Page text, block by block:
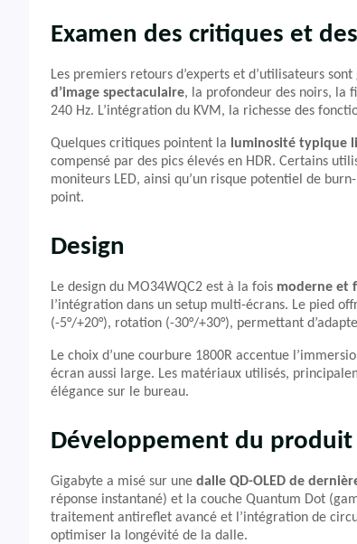
Examen des critiques et
Les premiers retours d’experts et d’utilisateurs
d’image spectaculaire, la profondeur des noirs, la
240 Hz. L’intégration du KVM, la richesse des
Quelques critiques pointent la luminosité typique
compensé par des pics élevés en HDR. Certains
moniteurs LED, ainsi qu’un risque potentiel de
point.
Design
Le design du MO34WQC2 est à la fois moderne et
l’intégration dans un setup multi-écrans. Le pied
(-5°/+20°), rotation (-30°/+30°), permettant
Le choix d’une courbure 1800R accentue
écran aussi large. Les matériaux utilisés,
élégance sur le bureau.
Développement du produit
Gigabyte a misé sur une dalle QD-OLED de
réponse instantané) et la couche Quantum Dot
traitement antireflet avancé et l’intégration de
optimiser la longévité de la dalle.